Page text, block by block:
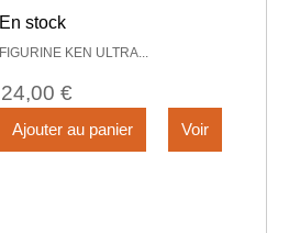
En stock
FIGURINE KEN ULTRA...
24,00 €
Ajouter au panier Voir